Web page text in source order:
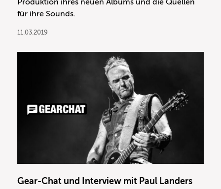
Produktion ihres neuen Albums und die Quellen
für ihre Sounds.
11.03.2019
Gear-Chat und Interview mit Paul Landers